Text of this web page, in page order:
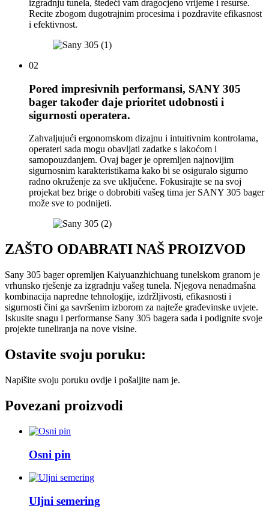
izgradnju tunela, štedeći vam dragocjeno vrijeme i resurse.
Recite zbogom dugotrajnim procesima i pozdravite efikasnost
i efektivnost.
02
Pored impresivnih performansi, SANY 305
bager također daje prioritet udobnosti i
sigurnosti operatera.
Zahvaljujući ergonomskom dizajnu i intuitivnim kontrolama,
operateri sada mogu obavljati zadatke s lakoćom i
samopouzdanjem. Ovaj bager je opremljen najnovijim
sigurnosnim karakteristikama kako bi se osiguralo sigurno
radno okruženje za sve uključene. Fokusirajte se na svoj
projekat bez brige o dobrobiti vašeg tima jer SANY 305 bager
može sve to podnijeti.
ZAŠTO ODABRATI NAŠ PROIZVOD
Sany 305 bager opremljen Kaiyuanzhichuang tunelskom granom je
vrhunsko rješenje za izgradnju vašeg tunela. Njegova nenadmašna
kombinacija napredne tehnologije, izdržljivosti, efikasnosti i
sigurnosti čini ga savršenim izborom za najteže građevinske uvjete.
Iskusite snagu i performanse Sany 305 bagera sada i podignite svoje
projekte tuneliranja na nove visine.
Ostavite svoju poruku:
Napišite svoju poruku ovdje i pošaljite nam je.
Povezani proizvodi
Osni pin
Uljni semering